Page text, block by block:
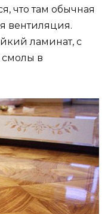
что там обычная
вентиляция.
ламинат, с
в